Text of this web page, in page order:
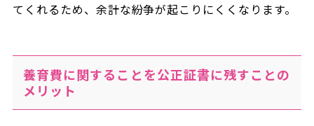
てくれるため、余計な紛争が起こりにくくなります。
養育費に関することを公正証書に残すことの
メリット